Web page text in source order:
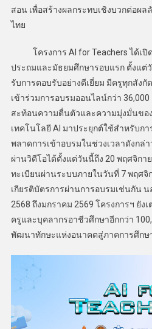
สอน เพื่อสร้างผลกระทบเชิงบวกต่อผ
ไทย
โครงการ AI for Teachers ได้เปิ
ประถมและมัธยมศึกษารอบแรก ตั้งแต่
รับการตอบรับอย่างดีเยี่ยม มีครูทุกสัง
เข้าร่วมการอบรมออนไลน์กว่า
สะท้อนความตื่นตัวและความมุ่งมั่นขอ
เทคโนโลยี AI มาประยุกต์ใช้สำหรับก
พลาดการเข้าอบรมในช่วงเวลาดังกล่
ผ่านวิดีโอได้ตั้งแต่วันนี้ถึง 20 พฤศจิกา
ทะเบียนผ่านระบบภายในวันที่ 7 พฤศจิ
เกียรติบัตรการผ่านการอบรมเช่นกัน
2568 ถึงมกราคม 2569 โครงการฯ ยัง
ครูและบุคลากรอาชีวศึกษาอีกกว่า
พัฒนาทักษะแห่งอนาคตสู่ภาคการศึกษ